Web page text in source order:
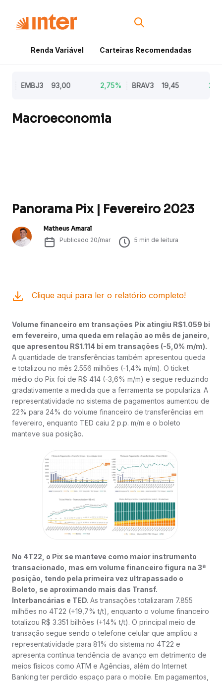
Renda Variável Carteiras Recomendadas
EMBJ3 93,00 2,75% BRAV3 19,45 2,64%
Macroeconomia
Panorama Pix | Fevereiro 2023
Matheus Amaral
Publicado 20/mar 5 min de leitura
Clique aqui para ler o relatório completo!
Volume financeiro em transações Pix atingiu R$1.059 bi
em fevereiro, uma queda em relação ao mês de janeiro,
que apresentou R$1.114 bi em transações (-5,0% m/m).
A quantidade de transferências também apresentou queda
e totalizou no mês 2.556 milhões (-1,4% m/m). O ticket
médio do Pix foi de R$ 414 (-3,6% m/m) e segue reduzindo
gradativamente a medida que a ferramenta se populariza. A
representatividade no sistema de pagamentos aumentou de
22% para 24% do volume financeiro de transferências em
fevereiro, enquanto TED caiu 2 p.p. m/m e o boleto
manteve sua posição.
No 4T22, o Pix se manteve como maior instrumento
transacionado, mas em volume financeiro figura na 3ª
posição, tendo pela primeira vez ultrapassado o
Boleto, se aproximando mais das Transf.
Interbancárias e TED. As transações totalizaram 7.855
milhões no 4T22 (+19,7% t/t), enquanto o volume financeiro
totalizou R$ 3.351 bilhões (+14% t/t). O principal meio de
transação segue sendo o telefone celular que ampliou a
representatividade para 81% do sistema no 4T22 e
apresenta contínua tendência de avanço em detrimento de
meios físicos como ATM e Agências, além do Internet
Banking ter perdido espaço para o mobile. Em pagamentos,